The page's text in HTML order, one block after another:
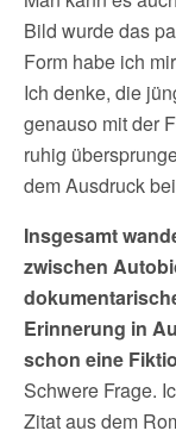
Bild wurde das
Form habe ich
Ich denke, die
genauso mit der
ruhig
dem Ausdruck
Insgesamt
zwischen
Erinnerung in
schon eine
Schwere Frage.
Zitat aus dem